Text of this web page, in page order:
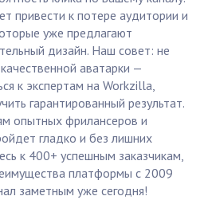
привести к потере аудитории и
уже предлагают
дизайн. Наш совет: не
аватарки —
к экспертам на Workzilla,
гарантированный результат.
опытных фрилансеров и
гладко и без лишних
к 400+ успешным заказчикам,
платформы с 2009
заметным уже сегодня!